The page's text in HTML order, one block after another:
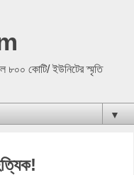
৮০০ কোটি/ ইউনিটের স্মৃতি
▼